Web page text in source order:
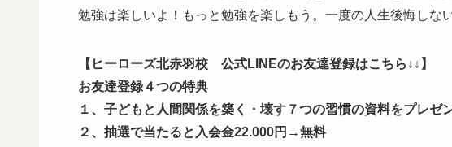
勉強は楽しいよ！もっと勉強を楽しもう。一度の人生後悔しな
【ヒーローズ北赤羽校 公式LINEのお友達登録はこちら↓↓】
お友達登録４つの特典
１、子どもと人間関係を築く・壊す７つの習慣の資料をプレゼ
２、抽選で当たると入会金22.000円→無料